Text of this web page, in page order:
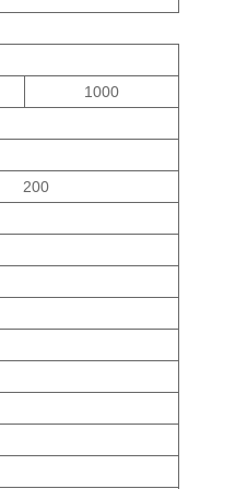
1000
200